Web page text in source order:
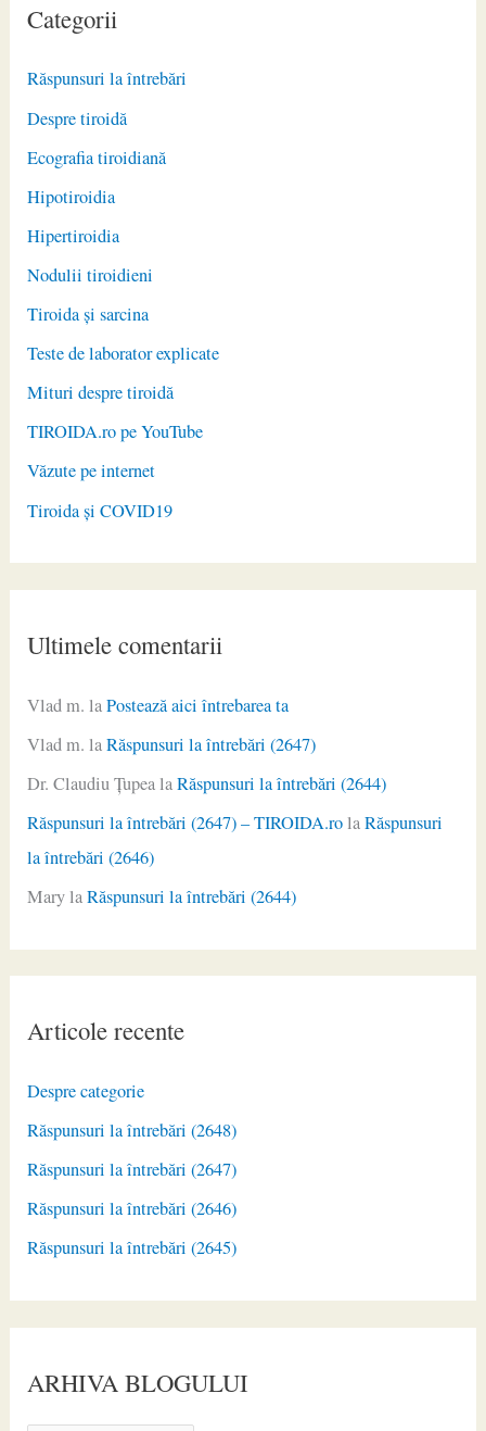
Categorii
Răspunsuri la întrebări
Despre tiroidă
Ecografia tiroidiană
Hipotiroidia
Hipertiroidia
Nodulii tiroidieni
Tiroida și sarcina
Teste de laborator explicate
Mituri despre tiroidă
TIROIDA.ro pe YouTube
Văzute pe internet
Tiroida și COVID19
Ultimele comentarii
Vlad m. laPostează aici întrebarea ta
Vlad m. laRăspunsuri la întrebări (2647)
Dr. Claudiu ŢupealaRăspunsuri la întrebări (2644)
Răspunsuri la întrebări (2647) – TIROIDA.rolaRăspunsuri
la întrebări (2646)
MarylaRăspunsuri la întrebări (2644)
Articole recente
Despre categorie
Răspunsuri la întrebări (2648)
Răspunsuri la întrebări (2647)
Răspunsuri la întrebări (2646)
Răspunsuri la întrebări (2645)
ARHIVA BLOGULUI